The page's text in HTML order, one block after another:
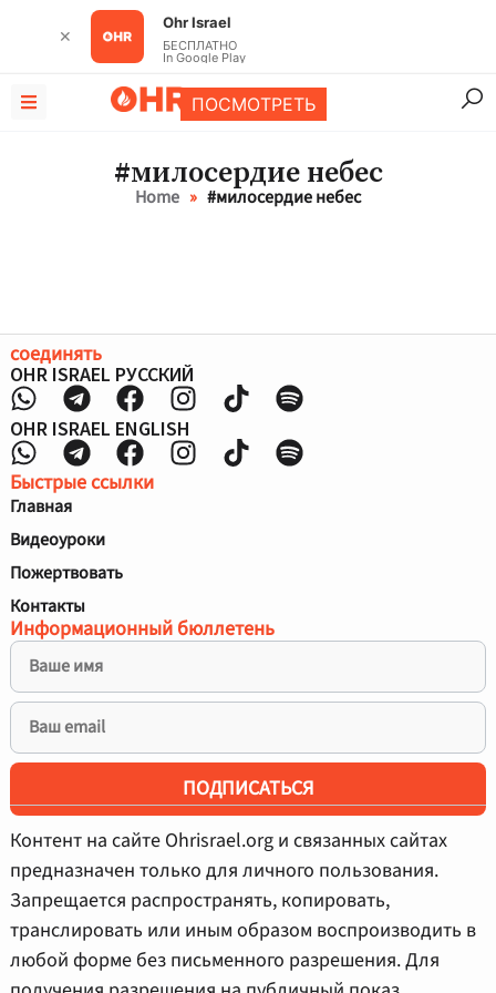
#милосердие небес
Home » #милосердие небес
соединять
OHR ISRAEL РУССКИЙ
OHR ISRAEL ENGLISH
Быстрые ссылки
Главная
Видеоуроки
Пожертвовать
Контакты
Информационный бюллетень
ПОДПИСАТЬСЯ
Контент на сайте Ohrisrael.org и связанных сайтах
предназначен только для личного пользования.
Запрещается распространять, копировать,
транслировать или иным образом воспроизводить в
любой форме без письменного разрешения. Для
✕
Ohr Israel
БЕСПЛАТНО
In Google Play
ПОСМОТРЕТЬ